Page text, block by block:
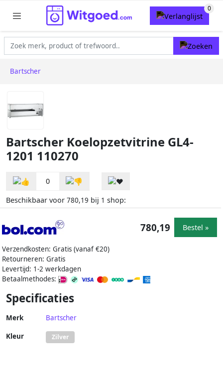
Bartscher
Bartscher Koelopzetvitrine GL4-
1201 110270
0
Beschikbaar voor 780,19 bij 1 shop:
Verzendkosten: Gratis (vanaf €20)
Retourneren: Gratis
Levertijd: 1-2 werkdagen
Betaalmethodes:
780,19 Bestel »
Specificaties
Merk Bartscher
Kleur Zilver